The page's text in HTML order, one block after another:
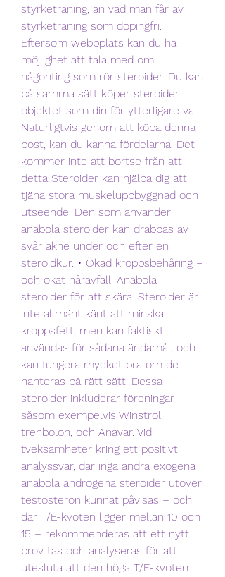
styrketräning, än vad man får av
styrketräning som dopingfri.
Eftersom webbplats kan du ha
möjlighet att tala med om
någonting som rör steroider. Du kan
på samma sätt köper steroider
objektet som din för ytterligare val.
Naturligtvis genom att köpa denna
post, kan du känna fördelarna. Det
kommer inte att bortse från att
detta Steroider kan hjälpa dig att
tjäna stora muskeluppbyggnad och
utseende. Den som använder
anabola steroider kan drabbas av
svår akne under och efter en
steroidkur. • Ökad kroppsbehåring –
och ökat håravfall. Anabola
steroider för att skära. Steroider är
inte allmänt känt att minska
kroppsfett, men kan faktiskt
användas för sådana ändamål, och
kan fungera mycket bra om de
hanteras på rätt sätt. Dessa
steroider inkluderar föreningar
såsom exempelvis Winstrol,
trenbolon, och Anavar. Vid
tveksamheter kring ett positivt
analyssvar, där inga andra exogena
anabola androgena steroider utöver
testosteron kunnat påvisas – och
där T/E-kvoten ligger mellan 10 och
15 – rekommenderas att ett nytt
prov tas och analyseras för att
utesluta att den höga T/E-kvoten